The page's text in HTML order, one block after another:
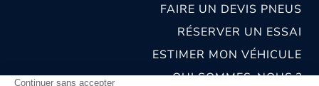
FAIRE UN DEVIS PNEUS
RÉSERVER UN ESSAI
ESTIMER MON VÉHICULE
QUI SOMMES-NOUS ?